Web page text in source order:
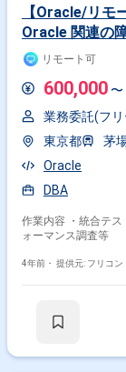
【Oracle/リモ
Oracle 関連の
リモート可
600,000 〜
業務委託(フ
東京都
茅
Oracle
DBA
作業内容 ・統合テ
ォーマンス調査等
4年前・ 提供元: フリコン